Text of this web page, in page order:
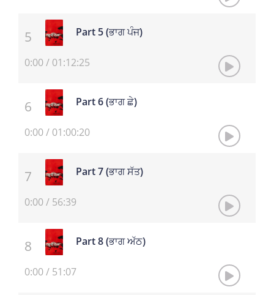
Part 5 (ਭਾਗ ਪੰਜ)
0:00/ 01:12:25
Part 6 (ਭਾਗ ਛੇ)
0:00/ 01:00:20
Part 7 (ਭਾਗ ਸੱਤ)
0:00/ 56:39
Part 8 (ਭਾਗ ਅੱਠ)
0:00/ 51:07